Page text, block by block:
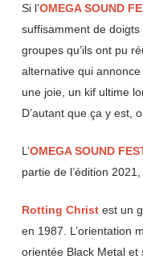
Si l’OMEGA SOUND
suffisamment de
groupes qu’ils ont pu
alternative qui
une joie, un kif ultime
D’autant que ça y est,
L’OMEGA SOUND
partie de l’édition
Rotting Christest un
en 1987. L’orientation
orientée Black Metal et